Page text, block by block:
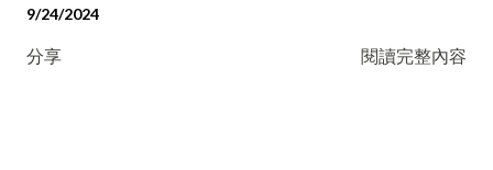
9/24/2024
分享 閱讀完整內容